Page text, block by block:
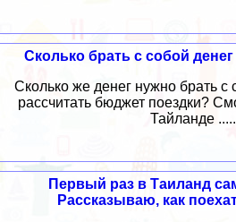
Сколько брать с собой
Сколько же денег нужно брать с
рассчитать бюджет поездки?
Тайланде
Первый раз в Таиланд
Рассказываю, как